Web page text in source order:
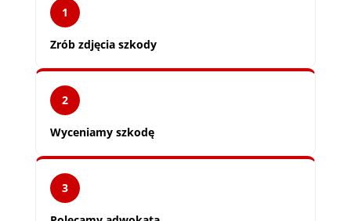
1
Zrób zdjęcia szkody
2
Wyceniamy szkodę
3